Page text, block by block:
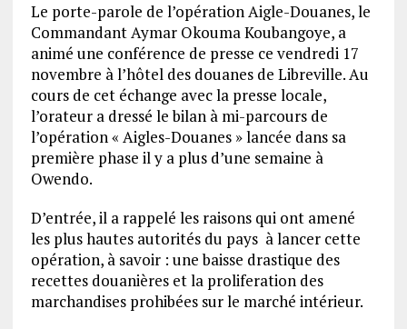
Le porte-parole de l’opération Aigle-Douanes, le
Commandant Aymar Okouma Koubangoye, a
animé une conférence de presse ce vendredi 17
novembre à l’hôtel des douanes de Libreville. Au
cours de cet échange avec la presse locale,
l’orateur a dressé le bilan à mi-parcours de
l’opération « Aigles-Douanes » lancée dans sa
première phase il y a plus d’une semaine à
Owendo.
D’entrée, il a rappelé les raisons qui ont amené
les plus hautes autorités du pays à lancer cette
opération, à savoir : une baisse drastique des
recettes douanières et la proliferation des
marchandises prohibées sur le marché intérieur.